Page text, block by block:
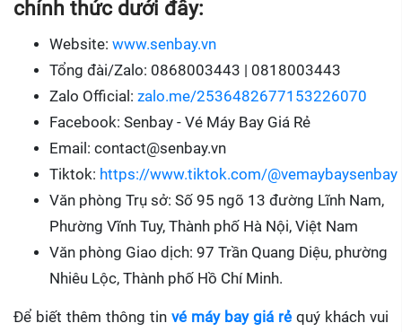
chính thức dưới đây:
Website: www.senbay.vn
Tổng đài/Zalo: 0868003443 | 0818003443
Zalo Official: zalo.me/2536482677153226070
Facebook: Senbay - Vé Máy Bay Giá Rẻ
Email: contact@senbay.vn
Tiktok: https://www.tiktok.com/@vemaybaysenbay
Văn phòng Trụ sở: Số 95 ngõ 13 đường Lĩnh Nam,
Phường Vĩnh Tuy, Thành phố Hà Nội, Việt Nam
Văn phòng Giao dịch: 97 Trần Quang Diệu, phường
Nhiêu Lộc, Thành phố Hồ Chí Minh.
Để biết thêm thông tin vé máy bay giá rẻ quý khách vui